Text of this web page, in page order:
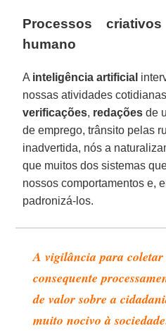
Processos
humano
A inteligência artificial
nossas atividades
verificações, redações de
de emprego, trânsito pelas
inadvertida, nós a
que muitos dos sistemas
nossos comportamentos e,
padronizá-los.
A vigilância para coletar
consequente
de valor sobre a
muito nocivo à